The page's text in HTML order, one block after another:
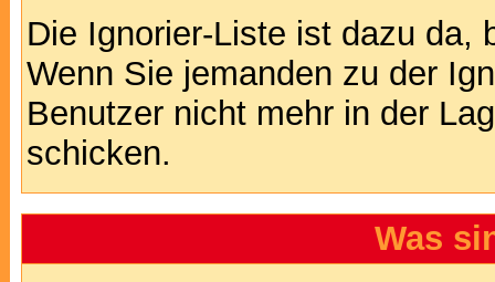
Die Ignorier-Liste ist dazu da,
Wenn Sie jemanden zu der
Benutzer nicht mehr in der
schicken.
Was